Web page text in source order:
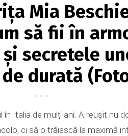
Mia
să fii în
secretele
durată
în Italia de mulți ani. A reușit nu
ci să o trăiască la maximă